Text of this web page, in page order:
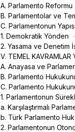
A. Parlamento Reformu
B. Parlamentolar ve
C. Parlamentonun
1. Demokratik Yönden
2. Yasama ve Denetim
V. TEMEL KAVRAMLAR
A. Anayasa ve
B. Parlamento
C. Parlamento
1. Parlamentonun
a. Karşılaştırmalı
b. Türk Parlamento
2. Parlamentonun